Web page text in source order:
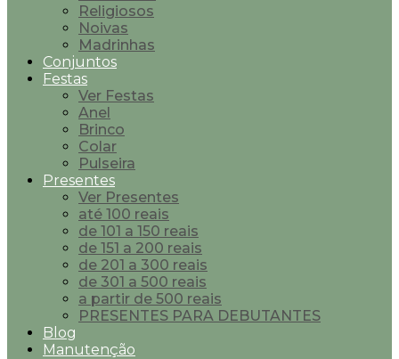
Religiosos
Noivas
Madrinhas
Conjuntos
Festas
Ver Festas
Anel
Brinco
Colar
Pulseira
Presentes
Ver Presentes
até 100 reais
de 101 a 150 reais
de 151 a 200 reais
de 201 a 300 reais
de 301 a 500 reais
a partir de 500 reais
PRESENTES PARA DEBUTANTES
Blog
Manutenção